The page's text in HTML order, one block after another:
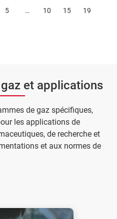
Page
5 … Page
10 Page
15 Page
19
et applications
de gaz spécifiques,
les applications de
de recherche et
et aux normes de